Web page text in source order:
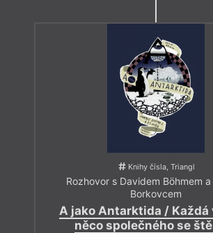
Knihy čísla, Triangl
Rozhovor s Davidem Böhmem
Borkovcem
A jako Antarktida / Každá
něco společného se